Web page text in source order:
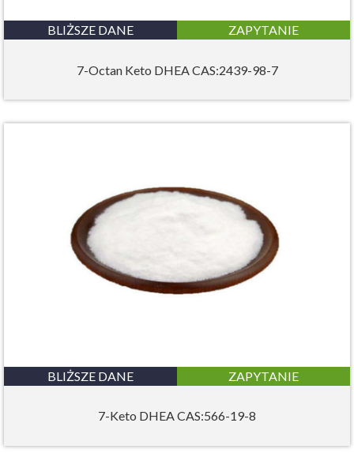
BLIŻSZE DANE ZAPYTANIE
7-Octan Keto DHEA CAS:2439-98-7
BLIŻSZE DANE ZAPYTANIE
7-Keto DHEA CAS:566-19-8